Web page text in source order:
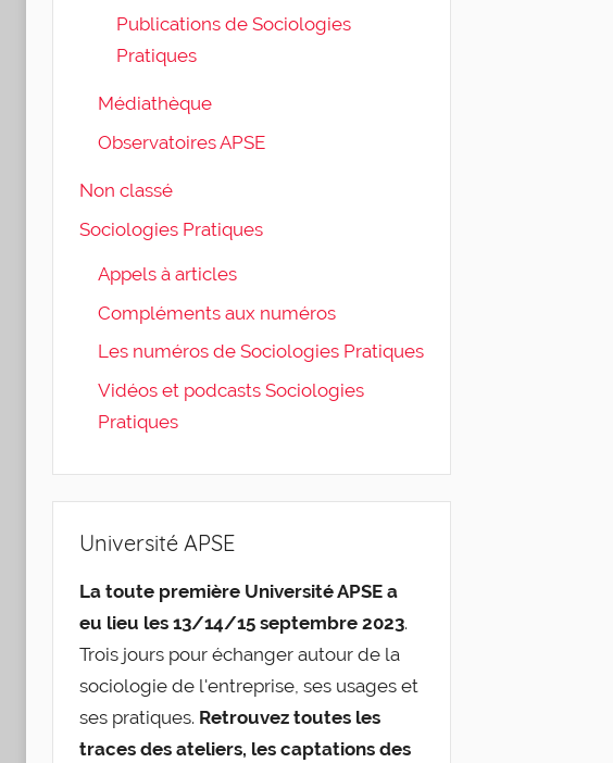
Publications de Sociologies
Pratiques
Médiathèque
Observatoires APSE
Non classé
Sociologies Pratiques
Appels à articles
Compléments aux numéros
Les numéros de Sociologies Pratiques
Vidéos et podcasts Sociologies
Pratiques
Université APSE
La toute première Université APSE a
eu lieu les 13/14/15 septembre 2023.
Trois jours pour échanger autour de la
sociologie de l'entreprise, ses usages et
ses pratiques. Retrouvez toutes les
traces des ateliers, les captations des